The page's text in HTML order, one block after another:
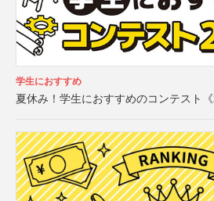
学生におすすめ
夏休み！学生におすすめのコンテスト